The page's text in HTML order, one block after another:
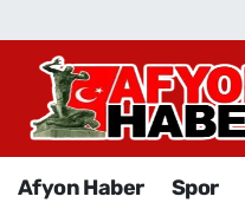
Afyon Haber Spor
Afyon Haber